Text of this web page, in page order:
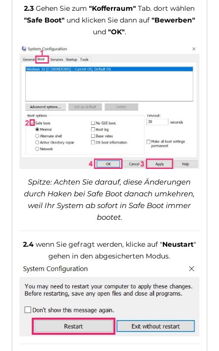
2.3 Gehen Sie zum"Kofferraum" Tab. dort wählen
"Safe Boot"und klicken Sie dann auf "Bewerben"
und "OK".
Spitze: Achten Sie darauf, diese Änderungen
durch Haken bei Safe Boot danach umkehren,
weil Ihr System ab sofort in Safe Boot immer
bootet.
2.4wenn Sie gefragt werden, klicke auf "Neustart"
gehen in den abgesicherten Modus.